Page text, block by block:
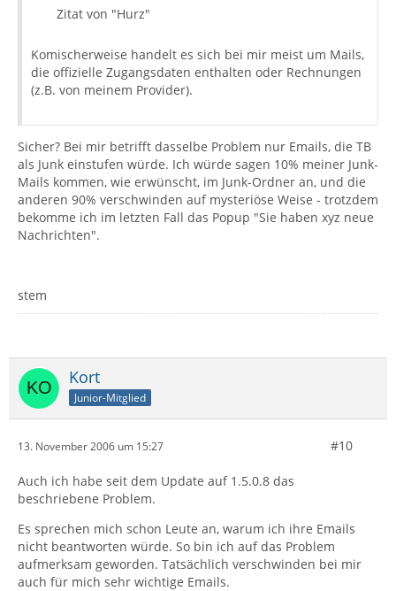
Zitat von "Hurz"
Komischerweise handelt es sich bei mir meist um Mails,
die offizielle Zugangsdaten enthalten oder Rechnungen
(z.B. von meinem Provider).
Sicher? Bei mir betrifft dasselbe Problem nur Emails, die TB
als Junk einstufen würde. Ich würde sagen 10% meiner Junk-
Mails kommen, wie erwünscht, im Junk-Ordner an, und die
anderen 90% verschwinden auf mysteriöse Weise - trotzdem
bekomme ich im letzten Fall das Popup "Sie haben xyz neue
Nachrichten".
stem
Kort
Junior-Mitglied
13. November 2006 um 15:27 #10
Auch ich habe seit dem Update auf 1.5.0.8 das
beschriebene Problem.
Es sprechen mich schon Leute an, warum ich ihre Emails
nicht beantworten würde. So bin ich auf das Problem
aufmerksam geworden. Tatsächlich verschwinden bei mir
auch für mich sehr wichtige Emails.